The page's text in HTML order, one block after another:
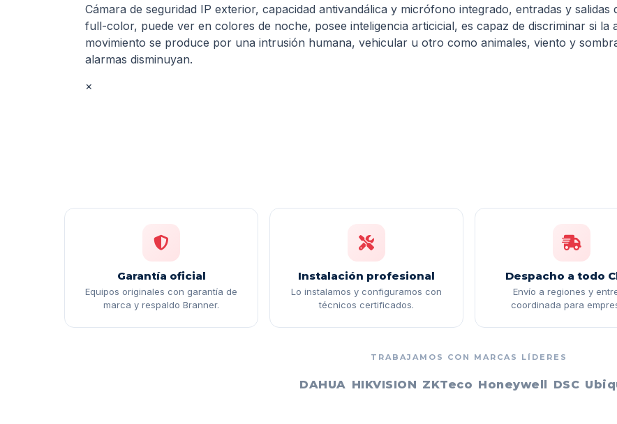
Cámara de seguridad IP exterior, capacidad antivandálica y micrófono integrado, entradas y
full-color, puede ver en colores de noche, posee inteligencia articicial, es capaz de discriminar si
movimiento se produce por una intrusión humana, vehicular u otro como animales, viento y
alarmas disminuyan.
×
Garantía oficial
Equipos originales con garantía de
marca y respaldo Branner.
Instalación profesional
Lo instalamos y configuramos con
técnicos certificados.
Despacho a todo
Envío a regiones y
coordinada para
TRABAJAMOS CON MARCAS LÍDERES
DAHUA HIKVISION ZKTeco Honeywell DSC